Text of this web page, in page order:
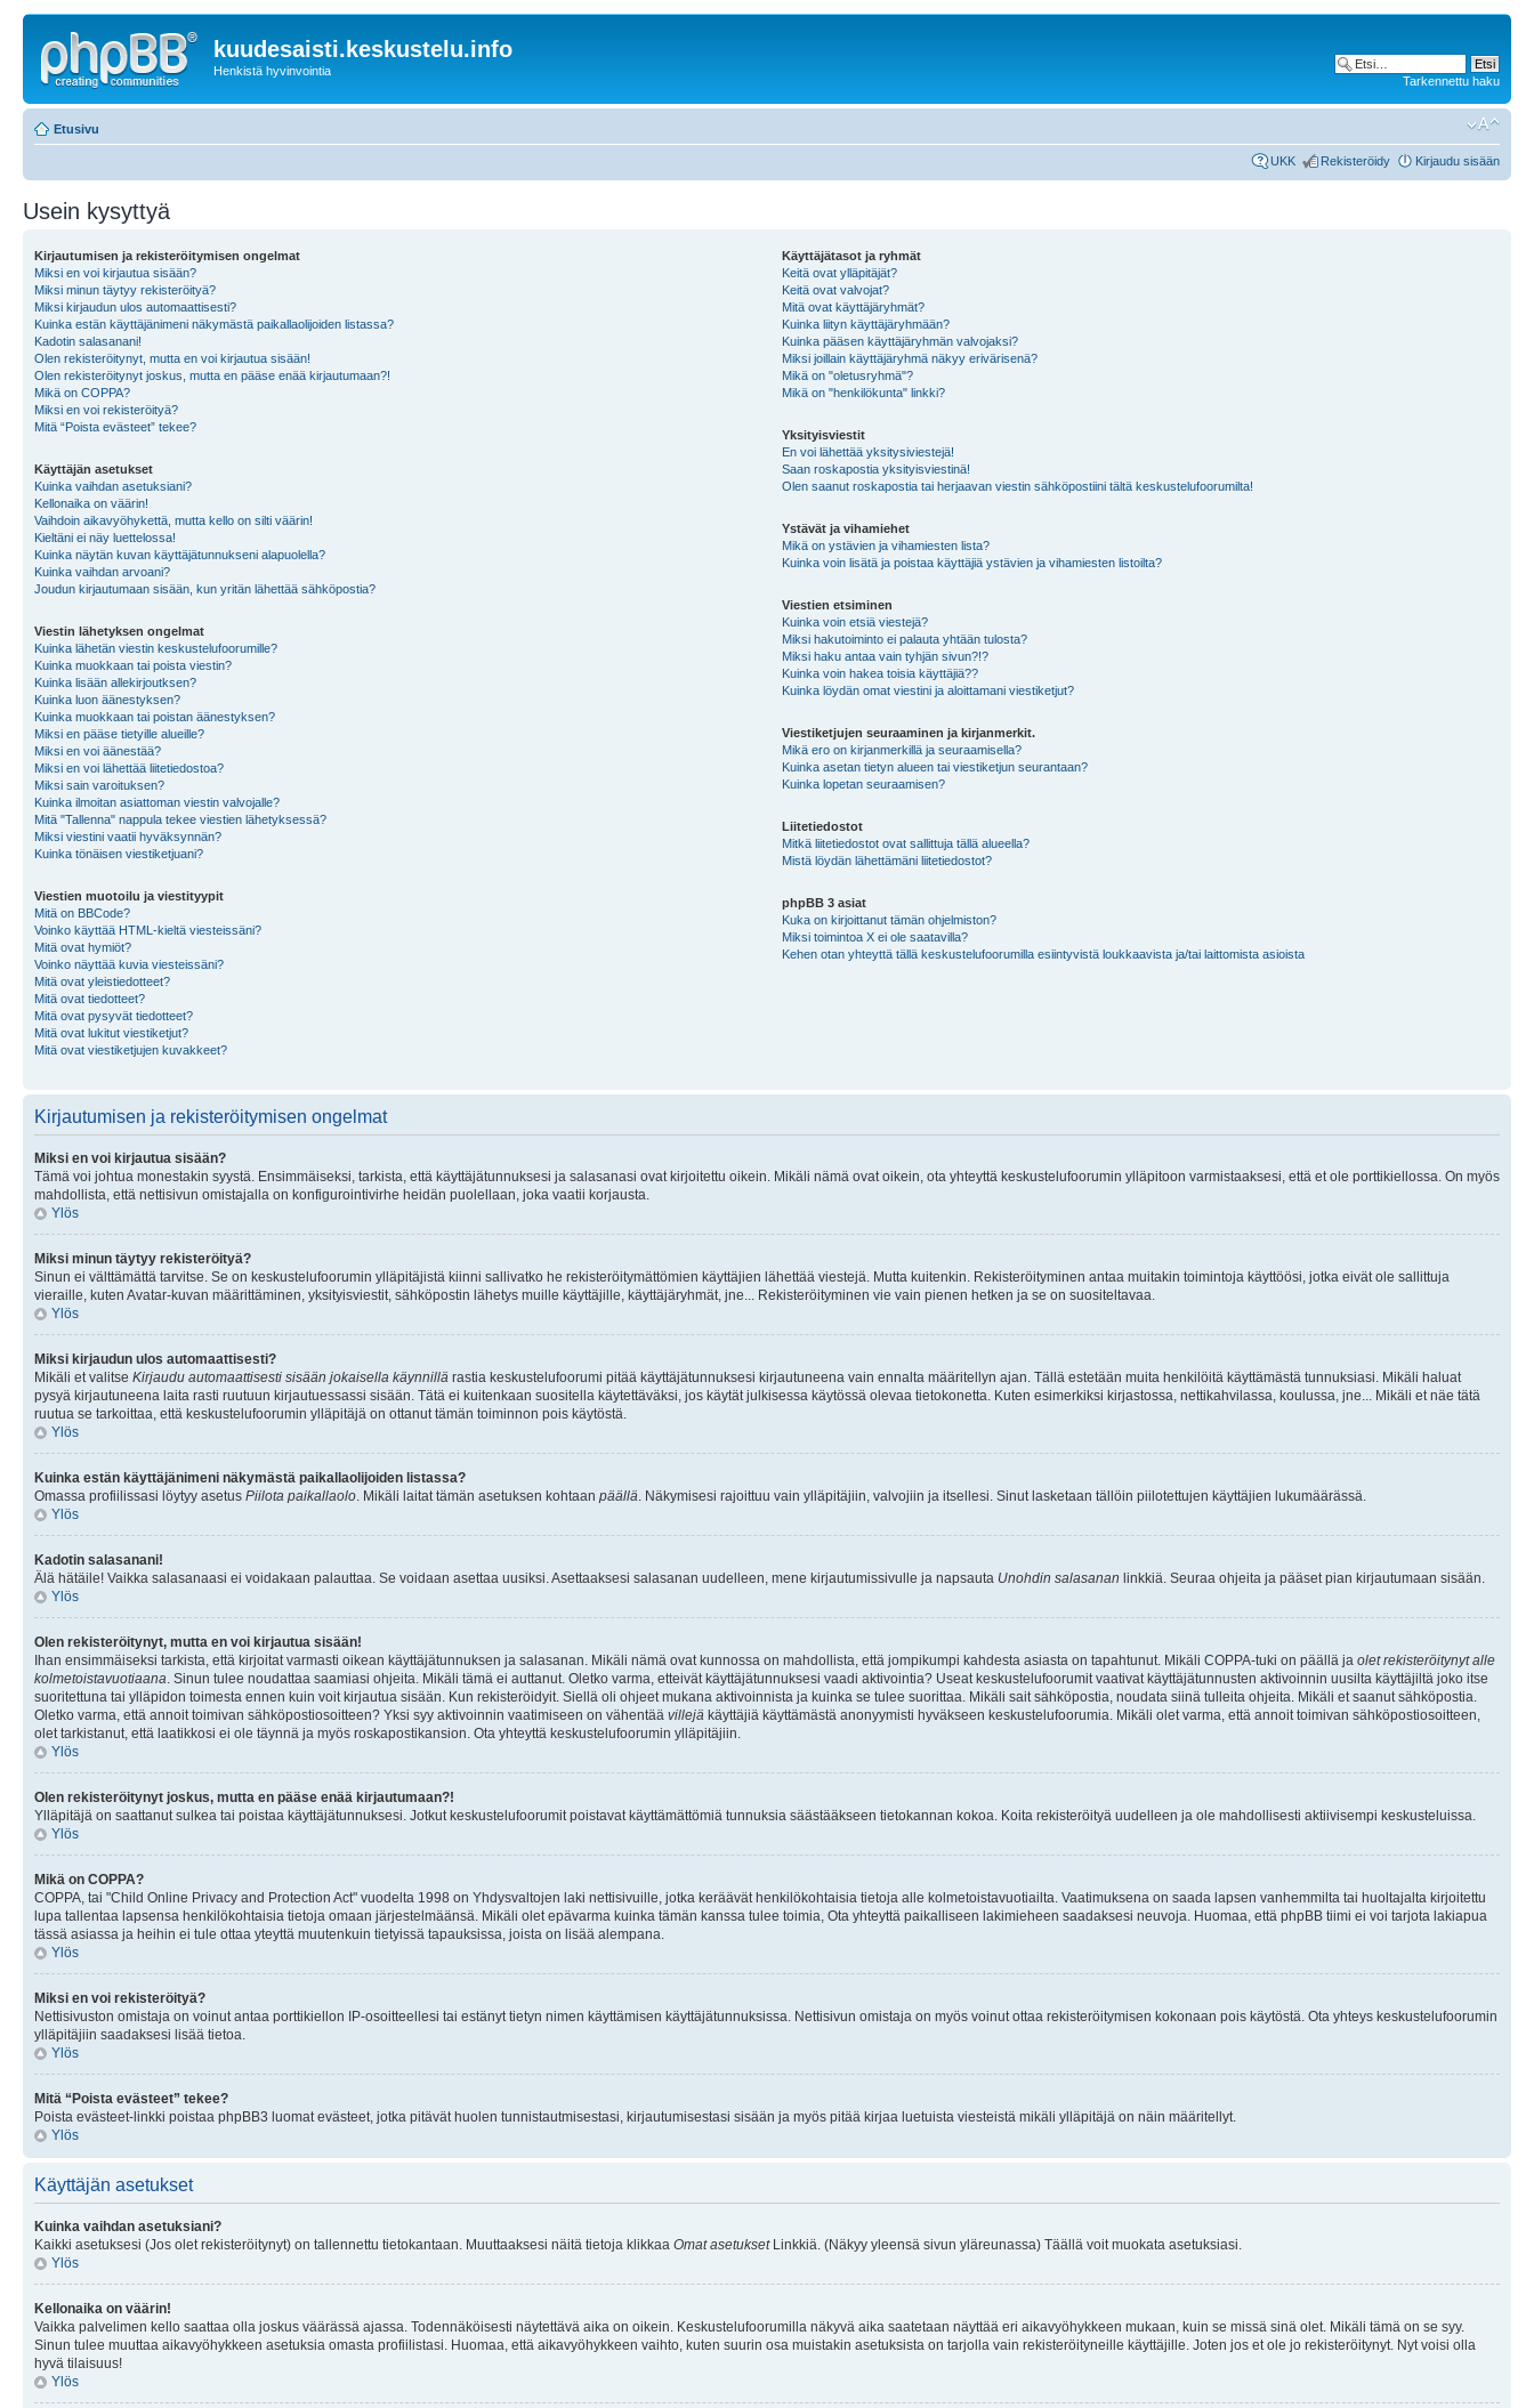
kuudesaisti.keskustelu.info
Henkistä hyvinvointia
Tarkennettu haku
Etusivu
UKK Rekisteröidy Kirjaudu sisään
Usein kysyttyä
Kirjautumisen ja rekisteröitymisen ongelmat
Miksi en voi kirjautua sisään?
Miksi minun täytyy rekisteröityä?
Miksi kirjaudun ulos automaattisesti?
Kuinka estän käyttäjänimeni näkymästä paikallaolijoiden listassa?
Kadotin salasanani!
Olen rekisteröitynyt, mutta en voi kirjautua sisään!
Olen rekisteröitynyt joskus, mutta en pääse enää kirjautumaan?!
Mikä on COPPA?
Miksi en voi rekisteröityä?
Mitä “Poista evästeet” tekee?
Käyttäjän asetukset
Kuinka vaihdan asetuksiani?
Kellonaika on väärin!
Vaihdoin aikavyöhykettä, mutta kello on silti väärin!
Kieltäni ei näy luettelossa!
Kuinka näytän kuvan käyttäjätunnukseni alapuolella?
Kuinka vaihdan arvoani?
Joudun kirjautumaan sisään, kun yritän lähettää sähköpostia?
Viestin lähetyksen ongelmat
Kuinka lähetän viestin keskustelufoorumille?
Kuinka muokkaan tai poista viestin?
Kuinka lisään allekirjoutksen?
Kuinka luon äänestyksen?
Kuinka muokkaan tai poistan äänestyksen?
Miksi en pääse tietyille alueille?
Miksi en voi äänestää?
Miksi en voi lähettää liitetiedostoa?
Miksi sain varoituksen?
Kuinka ilmoitan asiattoman viestin valvojalle?
Mitä "Tallenna" nappula tekee viestien lähetyksessä?
Miksi viestini vaatii hyväksynnän?
Kuinka tönäisen viestiketjuani?
Viestien muotoilu ja viestityypit
Mitä on BBCode?
Voinko käyttää HTML-kieltä viesteissäni?
Mitä ovat hymiöt?
Voinko näyttää kuvia viesteissäni?
Mitä ovat yleistiedotteet?
Mitä ovat tiedotteet?
Mitä ovat pysyvät tiedotteet?
Mitä ovat lukitut viestiketjut?
Mitä ovat viestiketjujen kuvakkeet?
Käyttäjätasot ja ryhmät
Keitä ovat ylläpitäjät?
Keitä ovat valvojat?
Mitä ovat käyttäjäryhmät?
Kuinka liityn käyttäjäryhmään?
Kuinka pääsen käyttäjäryhmän valvojaksi?
Miksi joillain käyttäjäryhmä näkyy erivärisenä?
Mikä on "oletusryhmä"?
Mikä on "henkilökunta" linkki?
Yksityisviestit
En voi lähettää yksitysiviestejä!
Saan roskapostia yksityisviestinä!
Olen saanut roskapostia tai herjaavan viestin sähköpostiini tältä keskustelufoorumilta!
Ystävät ja vihamiehet
Mikä on ystävien ja vihamiesten lista?
Kuinka voin lisätä ja poistaa käyttäjiä ystävien ja vihamiesten listoilta?
Viestien etsiminen
Kuinka voin etsiä viestejä?
Miksi hakutoiminto ei palauta yhtään tulosta?
Miksi haku antaa vain tyhjän sivun?!?
Kuinka voin hakea toisia käyttäjiä??
Kuinka löydän omat viestini ja aloittamani viestiketjut?
Viestiketjujen seuraaminen ja kirjanmerkit.
Mikä ero on kirjanmerkillä ja seuraamisella?
Kuinka asetan tietyn alueen tai viestiketjun seurantaan?
Kuinka lopetan seuraamisen?
Liitetiedostot
Mitkä liitetiedostot ovat sallittuja tällä alueella?
Mistä löydän lähettämäni liitetiedostot?
phpBB 3 asiat
Kuka on kirjoittanut tämän ohjelmiston?
Miksi toimintoa X ei ole saatavilla?
Kehen otan yhteyttä tällä keskustelufoorumilla esiintyvistä loukkaavista ja/tai laittomista asioista
Kirjautumisen ja rekisteröitymisen ongelmat
Miksi en voi kirjautua sisään?
Tämä voi johtua monestakin syystä. Ensimmäiseksi, tarkista, että käyttäjätunnuksesi ja salasanasi ovat kirjoitettu oikein. Mikäli nämä ovat oikein, ota yhteyttä keskustelufoorumin ylläpitoon varmistaaksesi, että et ole porttikiellossa. On myös
mahdollista, että nettisivun omistajalla on konfigurointivirhe heidän puolellaan, joka vaatii korjausta.
Ylös
Miksi minun täytyy rekisteröityä?
Sinun ei välttämättä tarvitse. Se on keskustelufoorumin ylläpitäjistä kiinni sallivatko he rekisteröitymättömien käyttäjien lähettää viestejä. Mutta kuitenkin. Rekisteröityminen antaa muitakin toimintoja käyttöösi, jotka eivät ole sallittuja
vieraille, kuten Avatar-kuvan määrittäminen, yksityisviestit, sähköpostin lähetys muille käyttäjille, käyttäjäryhmät, jne... Rekisteröityminen vie vain pienen hetken ja se on suositeltavaa.
Ylös
Miksi kirjaudun ulos automaattisesti?
Mikäli et valitse Kirjaudu automaattisesti sisään jokaisella käynnillä rastia keskustelufoorumi pitää käyttäjätunnuksesi kirjautuneena vain ennalta määritellyn ajan. Tällä estetään muita henkilöitä käyttämästä tunnuksiasi. Mikäli haluat
pysyä kirjautuneena laita rasti ruutuun kirjautuessassi sisään. Tätä ei kuitenkaan suositella käytettäväksi, jos käytät julkisessa käytössä olevaa tietokonetta. Kuten esimerkiksi kirjastossa, nettikahvilassa, koulussa, jne... Mikäli et näe tätä
ruutua se tarkoittaa, että keskustelufoorumin ylläpitäjä on ottanut tämän toiminnon pois käytöstä.
Ylös
Kuinka estän käyttäjänimeni näkymästä paikallaolijoiden listassa?
Omassa profiilissasi löytyy asetus Piilota paikallaolo . Mikäli laitat tämän asetuksen kohtaan päällä . Näkymisesi rajoittuu vain ylläpitäjiin, valvojiin ja itsellesi. Sinut lasketaan tällöin piilotettujen käyttäjien lukumäärässä.
Ylös
Kadotin salasanani!
Älä hätäile! Vaikka salasanaasi ei voidakaan palauttaa. Se voidaan asettaa uusiksi. Asettaaksesi salasanan uudelleen, mene kirjautumissivulle ja napsauta Unohdin salasanan linkkiä. Seuraa ohjeita ja pääset pian kirjautumaan sisään.
Ylös
Olen rekisteröitynyt, mutta en voi kirjautua sisään!
Ihan ensimmäiseksi tarkista, että kirjoitat varmasti oikean käyttäjätunnuksen ja salasanan. Mikäli nämä ovat kunnossa on mahdollista, että jompikumpi kahdesta asiasta on tapahtunut. Mikäli COPPA-tuki on päällä ja olet rekisteröitynyt alle
kolmetoistavuotiaana . Sinun tulee noudattaa saamiasi ohjeita. Mikäli tämä ei auttanut. Oletko varma, etteivät käyttäjätunnuksesi vaadi aktivointia? Useat keskustelufoorumit vaativat käyttäjätunnusten aktivoinnin uusilta käyttäjiltä joko itse
suoritettuna tai ylläpidon toimesta ennen kuin voit kirjautua sisään. Kun rekisteröidyit. Siellä oli ohjeet mukana aktivoinnista ja kuinka se tulee suorittaa. Mikäli sait sähköpostia, noudata siinä tulleita ohjeita. Mikäli et saanut sähköpostia.
Oletko varma, että annoit toimivan sähköpostiosoitteen? Yksi syy aktivoinnin vaatimiseen on vähentää villejä käyttäjiä käyttämästä anonyymisti hyväkseen keskustelufoorumia. Mikäli olet varma, että annoit toimivan sähköpostiosoitteen,
olet tarkistanut, että laatikkosi ei ole täynnä ja myös roskapostikansion. Ota yhteyttä keskustelufoorumin ylläpitäjiin.
Ylös
Olen rekisteröitynyt joskus, mutta en pääse enää kirjautumaan?!
Ylläpitäjä on saattanut sulkea tai poistaa käyttäjätunnuksesi. Jotkut keskustelufoorumit poistavat käyttämättömiä tunnuksia säästääkseen tietokannan kokoa. Koita rekisteröityä uudelleen ja ole mahdollisesti aktiivisempi keskusteluissa.
Ylös
Mikä on COPPA?
COPPA, tai "Child Online Privacy and Protection Act" vuodelta 1998 on Yhdysvaltojen laki nettisivuille, jotka keräävät henkilökohtaisia tietoja alle kolmetoistavuotiailta. Vaatimuksena on saada lapsen vanhemmilta tai huoltajalta kirjoitettu
lupa tallentaa lapsensa henkilökohtaisia tietoja omaan järjestelmäänsä. Mikäli olet epävarma kuinka tämän kanssa tulee toimia, Ota yhteyttä paikalliseen lakimieheen saadaksesi neuvoja. Huomaa, että phpBB tiimi ei voi tarjota lakiapua
tässä asiassa ja heihin ei tule ottaa yteyttä muutenkuin tietyissä tapauksissa, joista on lisää alempana.
Ylös
Miksi en voi rekisteröityä?
Nettisivuston omistaja on voinut antaa porttikiellon IP-osoitteellesi tai estänyt tietyn nimen käyttämisen käyttäjätunnuksissa. Nettisivun omistaja on myös voinut ottaa rekisteröitymisen kokonaan pois käytöstä. Ota yhteys keskustelufoorumin
ylläpitäjiin saadaksesi lisää tietoa.
Ylös
Mitä “Poista evästeet” tekee?
Poista evästeet-linkki poistaa phpBB3 luomat evästeet, jotka pitävät huolen tunnistautmisestasi, kirjautumisestasi sisään ja myös pitää kirjaa luetuista viesteistä mikäli ylläpitäjä on näin määritellyt.
Ylös
Käyttäjän asetukset
Kuinka vaihdan asetuksiani?
Kaikki asetuksesi (Jos olet rekisteröitynyt) on tallennettu tietokantaan. Muuttaaksesi näitä tietoja klikkaa Omat asetuksetLinkkiä. (Näkyy yleensä sivun yläreunassa) Täällä voit muokata asetuksiasi.
Ylös
Kellonaika on väärin!
Vaikka palvelimen kello saattaa olla joskus väärässä ajassa. Todennäköisesti näytettävä aika on oikein. Keskustelufoorumilla näkyvä aika saatetaan näyttää eri aikavyöhykkeen mukaan, kuin se missä sinä olet. Mikäli tämä on se syy.
Sinun tulee muuttaa aikavyöhykkeen asetuksia omasta profiilistasi. Huomaa, että aikavyöhykkeen vaihto, kuten suurin osa muistakin asetuksista on tarjolla vain rekisteröityneille käyttäjille. Joten jos et ole jo rekisteröitynyt. Nyt voisi olla
hyvä tilaisuus!
Ylös